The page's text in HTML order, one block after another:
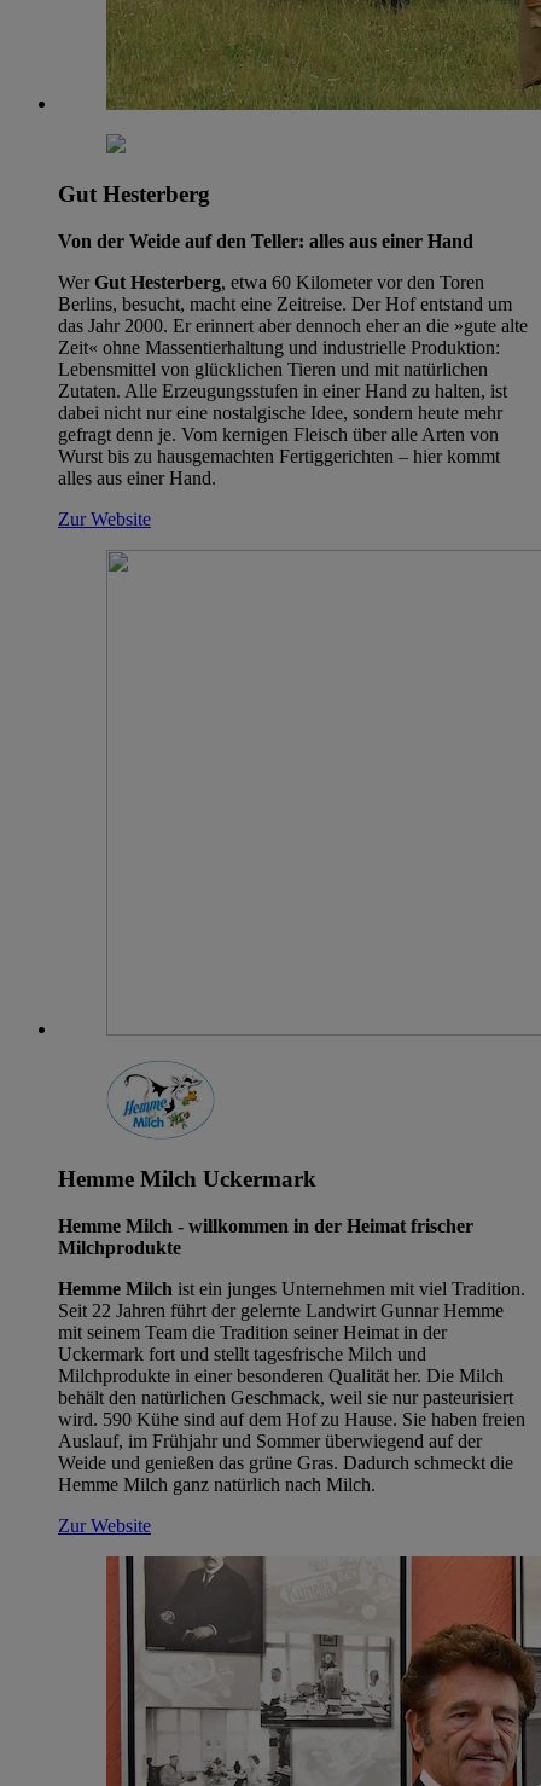
Gut Hesterberg
Von der Weide auf den Teller: alles aus einer Hand
Wer Gut Hesterberg, etwa 60 Kilometer vor den Toren
Berlins, besucht, macht eine Zeitreise. Der Hof entstand um
das Jahr 2000. Er erinnert aber dennoch eher an die »gute alte
Zeit« ohne Massentierhaltung und industrielle Produktion:
Lebensmittel von glücklichen Tieren und mit natürlichen
Zutaten. Alle Erzeugungsstufen in einer Hand zu halten, ist
dabei nicht nur eine nostalgische Idee, sondern heute mehr
gefragt denn je. Vom kernigen Fleisch über alle Arten von
Wurst bis zu hausgemachten Fertiggerichten – hier kommt
alles aus einer Hand.
Zur Website
Hemme Milch Uckermark
Hemme Milch - willkommen in der Heimat frischer
Milchprodukte
Hemme Milch ist ein junges Unternehmen mit viel Tradition.
Seit 22 Jahren führt der gelernte Landwirt Gunnar Hemme
mit seinem Team die Tradition seiner Heimat in der
Uckermark fort und stellt tagesfrische Milch und
Milchprodukte in einer besonderen Qualität her. Die Milch
behält den natürlichen Geschmack, weil sie nur pasteurisiert
wird. 590 Kühe sind auf dem Hof zu Hause. Sie haben freien
Auslauf, im Frühjahr und Sommer überwiegend auf der
Weide und genießen das grüne Gras. Dadurch schmeckt die
Hemme Milch ganz natürlich nach Milch.
Zur Website